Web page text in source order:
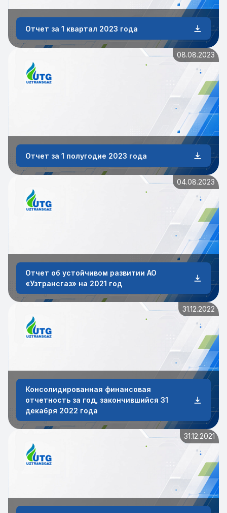
Отчет за 1 квартал 2023 года
08.08.2023
Отчет за 1 полугодие 2023 года
04.08.2023
Отчет об устойчивом развитии АО
«Узтрансгаз» на 2021 год
31.12.2022
Консолидированная финансовая
отчетность за год, закончившийся 31
декабря 2022 года
31.12.2021